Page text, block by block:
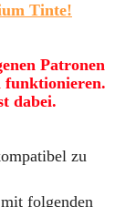
Tinte!
Patronen
funktionieren.
dabei.
zu
folgenden